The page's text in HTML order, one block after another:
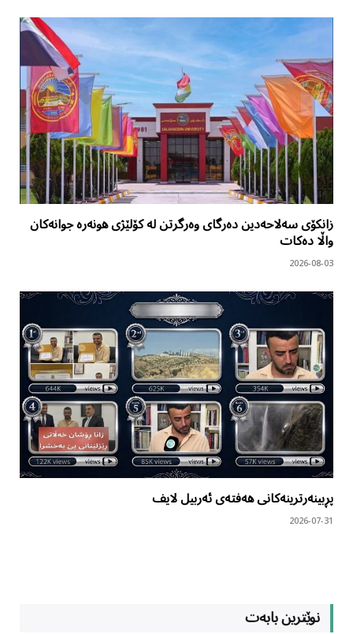
زانکۆی سەلاحەدین دەرگای وەرگرتن لە کۆلێژی هونەرە جوانەکان
واڵا دەکات
2026-08-03
پڕبینەرترینەکانی هەفتەی ئەربیل لایف
2026-07-31
نوێترین بابەت